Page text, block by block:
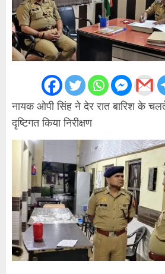
नायक ओपी सिंह ने देर रात बारिश के
दृष्टिगत किया निरीक्षण